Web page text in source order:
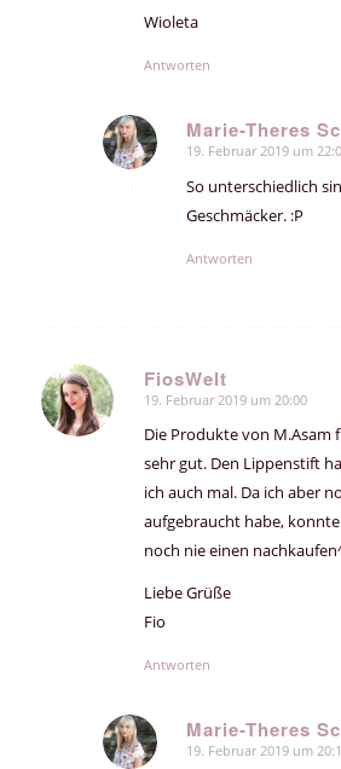
Wioleta
Antworten
Marie-Theres
sagte:
19. Februar 2019 um
So unterschiedlich
Geschmäcker. :P
Antworten
FiosWelt
sagte:
19. Februar 2019 um 20:00
Die Produkte von M.Asam
sehr gut. Den Lippenstift
ich auch mal. Da ich aber
aufgebraucht habe,
noch nie einen
Liebe Grüße
Fio
Antworten
Marie-Theres
sagte:
19. Februar 2019 um